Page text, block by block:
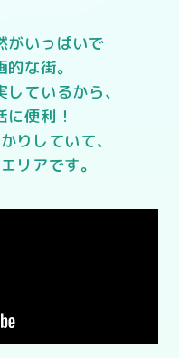
がいっぱいで
な街。
ているから、
便利！
りしていて、
リアです。